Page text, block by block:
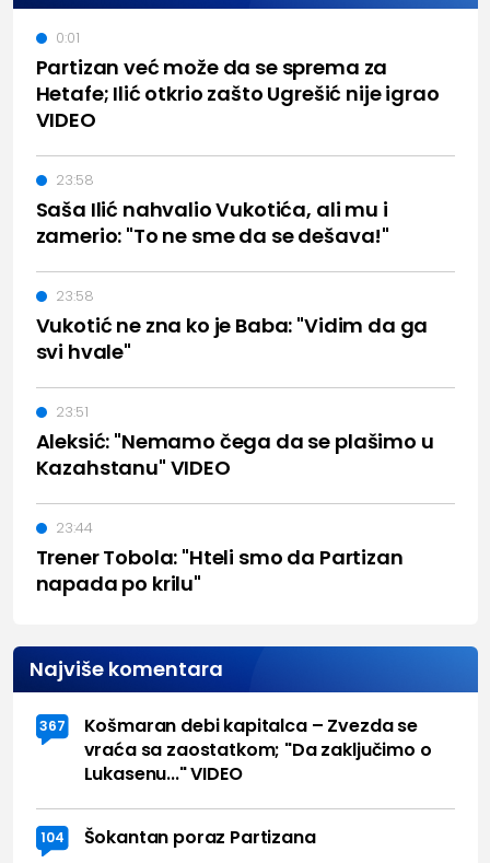
Partizan već može da se sprema za
Hetafe; Ilić otkrio zašto Ugrešić nije igrao
VIDEO
0:01
Saša Ilić nahvalio Vukotića, ali mu i
zamerio: "To ne sme da se dešava!"
23:58
Vukotić ne zna ko je Baba: "Vidim da ga
svi hvale"
23:58
Aleksić: "Nemamo čega da se plašimo u
Kazahstanu" VIDEO
23:51
Trener Tobola: "Hteli smo da Partizan
napada po krilu"
23:44
Najviše komentara
367
Košmaran debi kapitalca – Zvezda se
vraća sa zaostatkom; "Da zaključimo o
Lukasenu..." VIDEO
104 Šokantan poraz Partizana